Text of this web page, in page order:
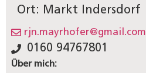
Ort: Markt Indersdorf
rjn.mayrhofer@gmail.com
0160 94767801
Über mich: